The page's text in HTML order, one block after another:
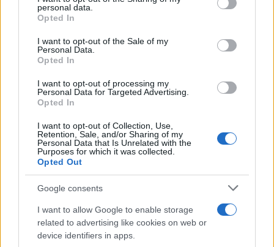
grant or deny consent to Google and its third-party tags to
use your data for below specified purposes in below Google
consent section.
personal data.
Opted In
I want to opt-out of the Sale of my
Personal Data.
Opted In
I want to opt-out of processing my
Personal Data for Targeted Advertising.
Opted In
I want to opt-out of Collection, Use,
Retention, Sale, and/or Sharing of my
Personal Data that Is Unrelated with the
Purposes for which it was collected.
Opted Out
Google consents
I want to allow Google to enable storage
related to advertising like cookies on web or
device identifiers in apps.